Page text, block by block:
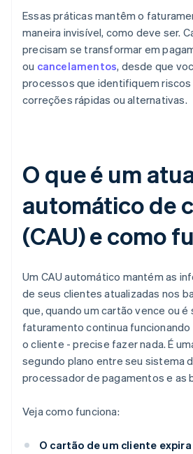
Essas práticas mantêm o
maneira invisível, como deve ser.
precisam se transformar em
ou cancelamentos, desde que
processos que identifiquem
correções rápidas ou alternativas.
O que é um
automático de
(CAU) e como
Um CAU automático mantém as
de seus clientes atualizadas nos
que, quando um cartão vence ou
faturamento continua
o cliente - precise fazer nada. É
segundo plano entre seu sistema
processador de pagamentos e as
Veja como funciona:
O cartão de um cliente expira